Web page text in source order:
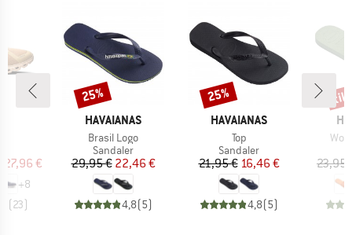
pris
€
+8
(23)
MÆRKE
HAVAIANAS
Artikel
Brasil Logo
Produktgruppe
Sandaler
Pris
29,95 €Nedsat pris
22,46 €
4,8(5)
Rabat
25%
MÆRKE
HAVAIANAS
Artikel
Top
Produktgruppe
Sandaler
Pris
21,95 €Nedsat pris
16,46 €
4,8(5)
Rabat
25%
23,95
til